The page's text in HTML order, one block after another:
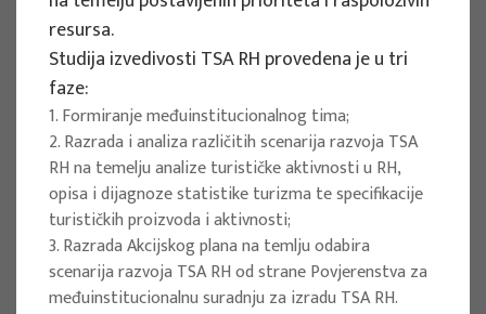
EU PROJECTS
Governing sustainable tourism in
territories with high environmental
value - NaTour4CChange
Project manager
Izidora Marković Vukadin
resursa.
Studija izvedivosti TSA RH provedena je u tri
faze:
1. Formiranje međuinstitucionalnog tima;
2. Razrada i analiza različitih scenarija razvoja TSA
RH na temelju analize turističke aktivnosti u RH,
opisa i dijagnoze statistike turizma te specifikacije
turističkih proizvoda i aktivnosti;
3. Razrada Akcijskog plana na temlju odabira
scenarija razvoja TSA RH od strane Povjerenstva za
međuinstitucionalnu suradnju za izradu TSA RH.